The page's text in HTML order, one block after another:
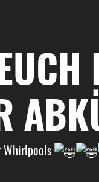
Whirlpools